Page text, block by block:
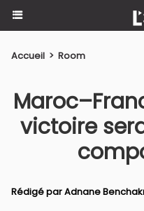
Accueil > Room
victoire
Rédigé parAdnane